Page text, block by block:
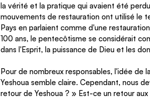
la vérité et la pratique qui avaient été
mouvements de restauration ont utilisé le
Pays en parlaient comme d'une
100 ans, le pentecôtisme se considérait
dans l'Esprit, la puissance de Dieu et les
Pour de nombreux responsables, l'idée
Yeshoua semble claire. Cependant, nous
retour de Yeshoua ? » Est-ce un retour